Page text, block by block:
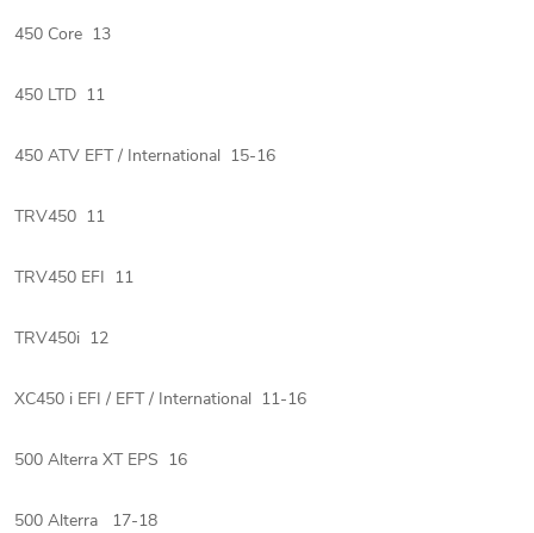
450 Core 13
450 LTD 11
450 ATV EFT / International 15-16
TRV450 11
TRV450 EFI 11
TRV450i 12
XC450 i EFI / EFT / International 11-16
500 Alterra XT EPS 16
500 Alterra 17-18